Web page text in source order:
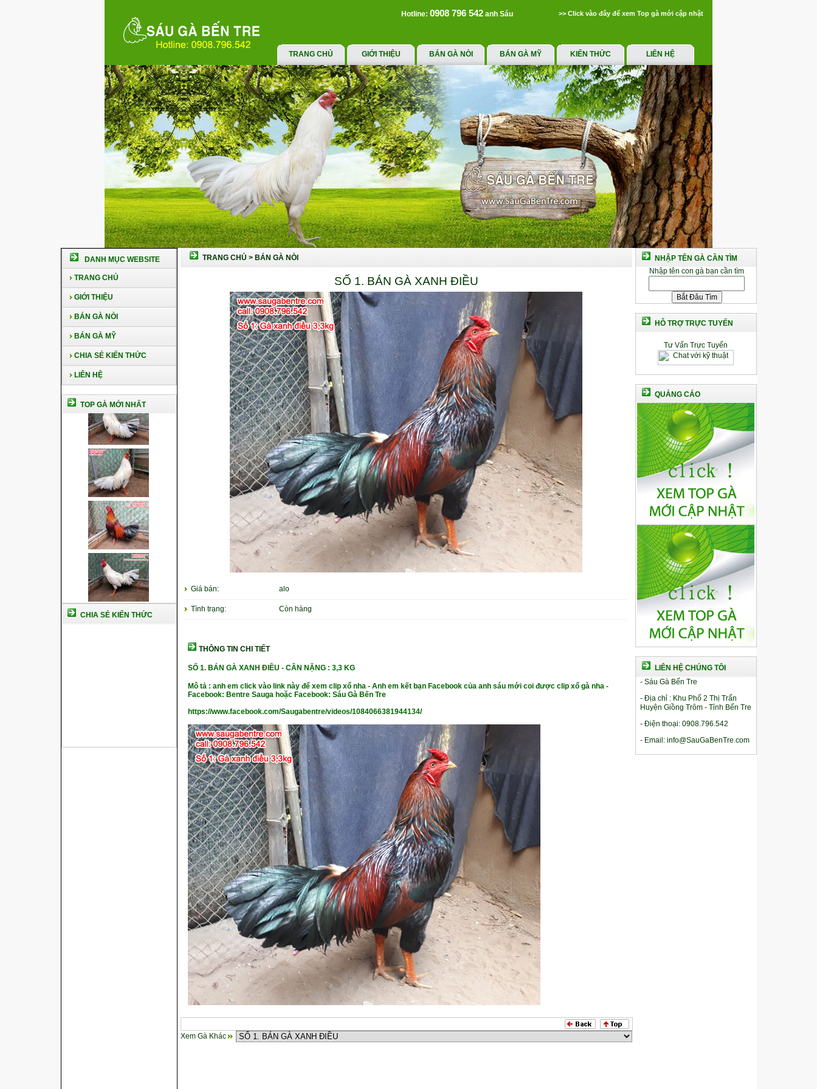
Hotline: 0908 796 542 anh Sáu >> Click vào đây để xem Top gà mới cập nhật
TRANG CHỦ GIỚI THIỆU BÁN GÀ NÒI BÁN GÀ MỸ KIẾN THỨC LIÊN HỆ
DANH MỤC WEBSITE
TRANG CHỦ
GIỚI THIỆU
BÁN GÀ NÒI
BÁN GÀ MỸ
CHIA SẺ KIẾN THỨC
LIÊN HỆ
TOP GÀ MỚI NHẤT
CHIA SẺ KIẾN THỨC
TRANG CHỦ > BÁN GÀ NÒI
SỐ 1. BÁN GÀ XANH ĐIỀU
Giá bán: alo
Tình trạng: Còn hàng
THÔNG TIN CHI TIẾT
SỐ 1. BÁN GÀ XANH ĐIỀU - CÂN NẶNG : 3,3 KG
Mô tả : anh em click vào link này để xem clip xổ nha - Anh em kết bạn Facebook của anh sáu mới coi được clip xổ gà nha -
Facebook: Bentre Sauga hoặc Facebook: Sáu Gà Bến Tre
https://www.facebook.com/Saugabentre/videos/1084066381944134/
Xem Gà Khác
NHẬP TÊN GÀ CẦN TÌM
Nhập tên con gà bạn cần tìm
HỖ TRỢ TRỰC TUYẾN
Tư Vấn Trực Tuyến
QUẢNG CÁO
LIÊN HỆ CHÚNG TÔI
- Sáu Gà Bến Tre
- Địa chỉ : Khu Phố 2 Thị Trấn
Huyện Giồng Trôm - Tỉnh Bến Tre
- Điện thoại: 0908.796.542
- Email: info@SauGaBenTre.com